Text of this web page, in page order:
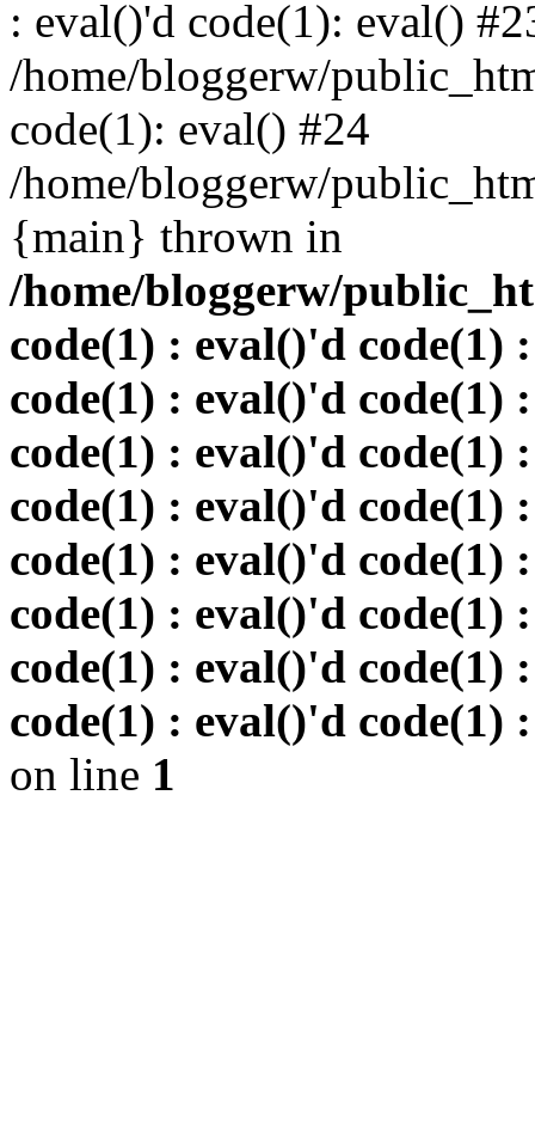
: eval()'d code(1): eval()
/home/bloggerw/
code(1): eval() #24
/home/bloggerw/
{main} thrown in
/home/bloggerw/
code(1) : eval()'d code(1)
code(1) : eval()'d code(1)
code(1) : eval()'d code(1)
code(1) : eval()'d code(1)
code(1) : eval()'d code(1)
code(1) : eval()'d code(1)
code(1) : eval()'d code(1)
code(1) : eval()'d code(1)
on line 1